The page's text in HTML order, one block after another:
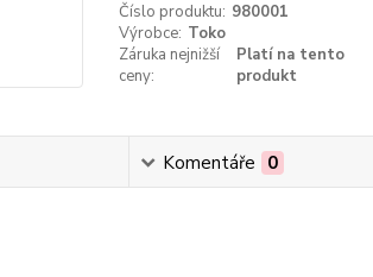
Číslo produktu: 980001
Výrobce: Toko
Záruka nejnižší
ceny:
Platí na tento
produkt
Komentáře 0